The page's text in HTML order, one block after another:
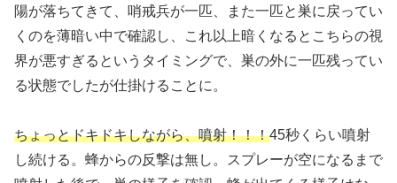
陽が落ちてきて、哨戒兵が一匹、また一匹と巣に戻ってい
くのを薄暗い中で確認し、これ以上暗くなるとこちらの視
界が悪すぎるというタイミングで、巣の外に一匹残ってい
る状態でしたが仕掛けることに。
ちょっとドキドキしながら、噴射！！！45秒くらい噴射
し続ける。蜂からの反撃は無し。スプレーが空になるまで